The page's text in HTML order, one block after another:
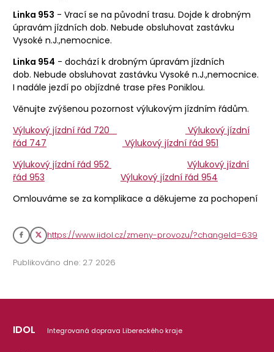
Linka 953 - Vrací se na původní trasu. Dojde k drobným
úpravám jízdních dob. Nebude obsluhovat zastávku
Vysoké n.J.,nemocnice.
Linka 954 - dochází k drobným úpravám jízdních
dob. Nebude obsluhovat zastávku Vysoké n.J.,nemocnice.
I nadále jezdí po objízdné trase přes Poniklou.
Věnujte zvýšenou pozornost výlukovým jízdním řádům.
Výlukový jízdní řád 720
Výlukový jízdní
řád 747
Výlukový jízdní řád 951
Výlukový jízdní řád 952
Výlukový jízdní
řád 953
Výlukový jízdní řád 954
Omlouváme se za komplikace a děkujeme za pochopení
https://www.iidol.cz/zmeny-provozu/?changeId=639
Publikováno dne: 2.7 2026
IDOL Integrovaná doprava Libereckého kraje